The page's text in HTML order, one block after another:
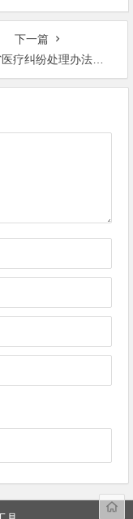
下一篇
纠纷处理办法即将出台